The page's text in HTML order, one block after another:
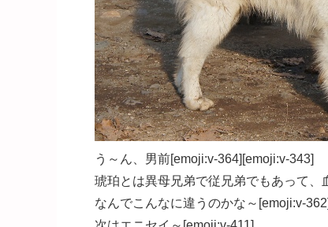
う～ん、男前[emoji:v-364][emoji:v-343]
琥珀とは異母兄弟で従兄弟でもあって、
なんでこんなに違うのかな～[emoji:v-